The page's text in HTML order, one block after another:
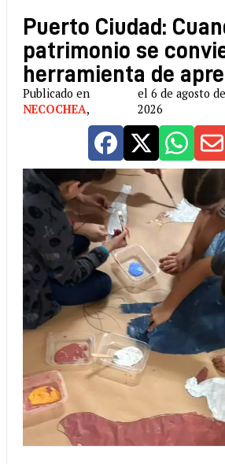
Puerto Ciudad:
patrimonio se
herramienta de
Publicado en
NECOCHEA,
el 6 de agosto
2026